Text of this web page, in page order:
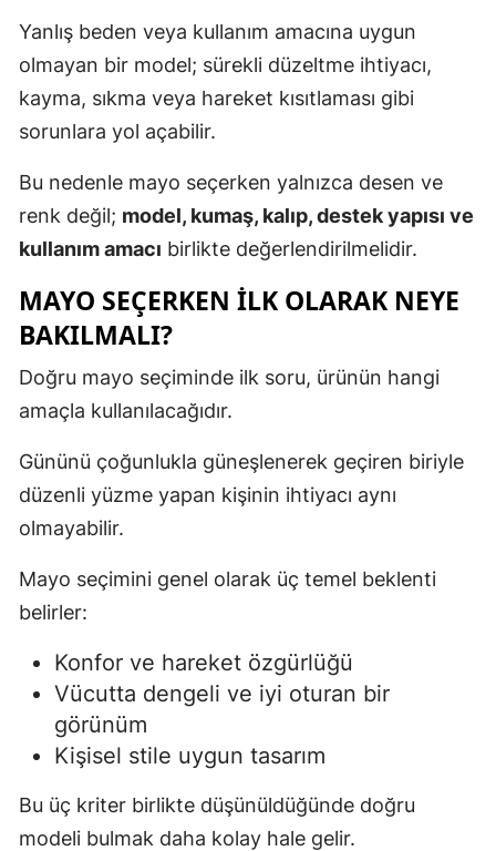
Yanlış beden veya kullanım amacına uygun
olmayan bir model; sürekli düzeltme ihtiyacı,
kayma, sıkma veya hareket kısıtlaması gibi
sorunlara yol açabilir.
Bu nedenle mayo seçerken yalnızca desen ve
renk değil; model, kumaş, kalıp, destek yapısı ve
kullanım amacı birlikte değerlendirilmelidir.
MAYO SEÇERKEN İLK OLARAK NEYE
BAKILMALI?
Doğru mayo seçiminde ilk soru, ürünün hangi
amaçla kullanılacağıdır.
Gününü çoğunlukla güneşlenerek geçiren biriyle
düzenli yüzme yapan kişinin ihtiyacı aynı
olmayabilir.
Mayo seçimini genel olarak üç temel beklenti
belirler:
Konfor ve hareket özgürlüğü
Vücutta dengeli ve iyi oturan bir
görünüm
Kişisel stile uygun tasarım
Bu üç kriter birlikte düşünüldüğünde doğru
modeli bulmak daha kolay hale gelir.